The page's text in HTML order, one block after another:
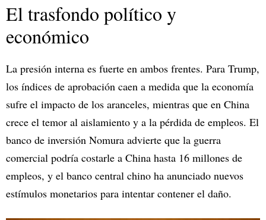
El trasfondo político y
económico
La presión interna es fuerte en ambos frentes. Para Trump,
los índices de aprobación caen a medida que la economía
sufre el impacto de los aranceles, mientras que en China
crece el temor al aislamiento y a la pérdida de empleos. El
banco de inversión Nomura advierte que la guerra
comercial podría costarle a China hasta 16 millones de
empleos, y el banco central chino ha anunciado nuevos
estímulos monetarios para intentar contener el daño.